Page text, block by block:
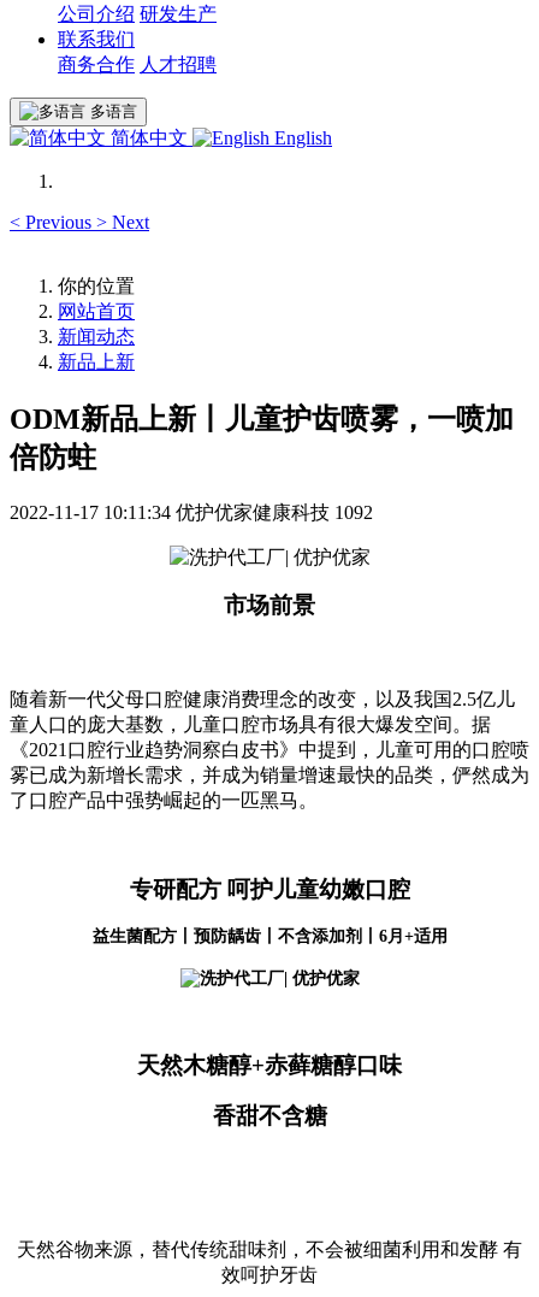
公司介绍 研发生产
联系我们
商务合作 人才招聘
多语言
简体中文 English
< Previous > Next
你的位置
网站首页
新闻动态
新品上新
ODM新品上新丨儿童护齿喷雾，一喷加
倍防蛀
2022-11-17 10:11:34 优护优家健康科技 1092
市场前景
随着新一代父母口腔健康消费理念的改变，以及我国2.5亿儿
童人口的庞大基数，儿童口腔市场具有很大爆发空间。据
《2021口腔行业趋势洞察白皮书》中提到，儿童可用的口腔喷
雾已成为新增长需求，并成为销量增速最快的品类，俨然成为
了口腔产品中强势崛起的一匹黑马。
专研配方 呵护儿童幼嫩口腔
益生菌配方丨预防龋齿丨不含添加剂丨 6月+适用
天然木糖醇+赤藓糖醇口味
香甜不含糖
天然谷物来源，替代传统甜味剂，不会被细菌利用和发酵 有
效呵护牙齿